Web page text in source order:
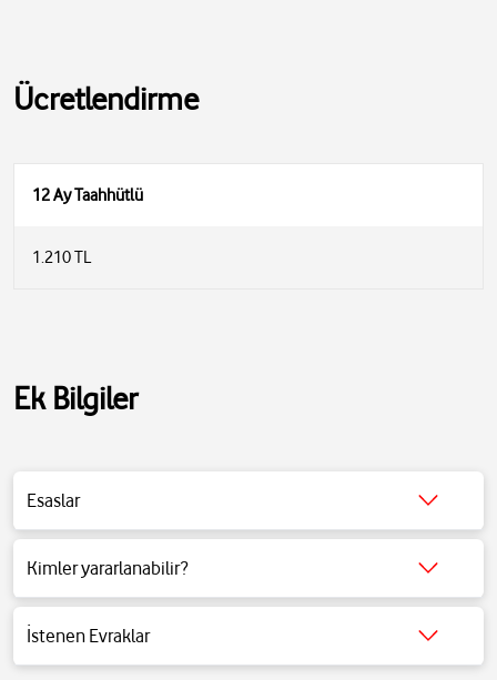
Ücretlendirme
12 Ay Taahhütlü
1.210 TL
Ek Bilgiler
Esaslar
Detaylı bilgi içintıklayınız.
Kimler yararlanabilir?
Detaylı bilgi içintıklayınız.
İstenen Evraklar
Detaylı bilgi içintıklayınız.